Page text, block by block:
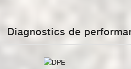
Diagnostics de